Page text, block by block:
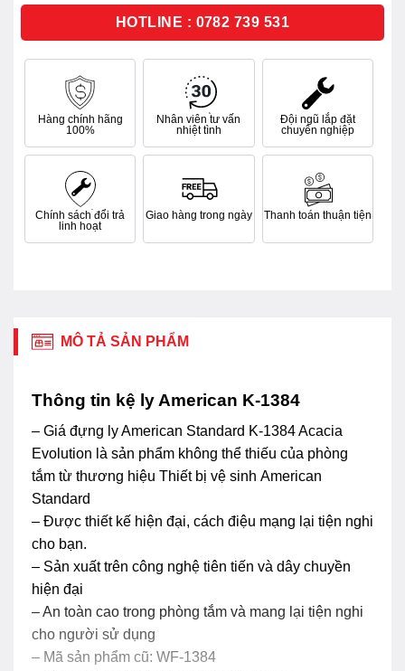
sao
HOTLINE : 0782 739 531
Hàng chính hãng
100%
Nhân viên tư vấn
nhiệt tình
Đội ngũ lắp đặt
chuyên nghiệp
Chính sách đổi trả
linh hoạt
Giao hàng trong ngày Thanh toán thuận tiện
MÔ TẢ SẢN PHẨM
Thông tin kệ ly American K-1384
– Giá đựng ly American Standard K-1384 Acacia
Evolution là sản phẩm không thể thiếu của phòng
tắm từ thương hiệu Thiết bị vệ sinh American
Standard
– Được thiết kế hiện đại, cách điệu mạng lại tiện nghi
cho bạn.
– Sản xuất trên công nghệ tiên tiến và dây chuyền
hiện đại
– An toàn cao trong phòng tắm và mang lại tiện nghi
cho người sử dụng
– Mã sản phẩm cũ: WF-1384